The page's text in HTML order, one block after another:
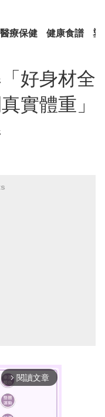
醫療保健 健康食譜 塑
好身材全
實體重」
arrow_forward_ios 閱讀文章